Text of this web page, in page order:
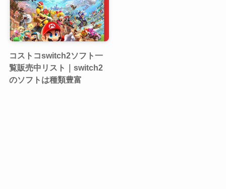
コストコswitch2ソフト一
覧販売中リスト｜switch2
のソフトは種類豊富